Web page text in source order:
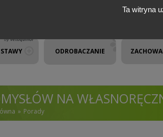
ODROBACZANIE
NA
TUTAJ
Porady
Ta witryna